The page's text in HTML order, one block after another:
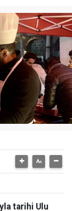
tarihi Ulu